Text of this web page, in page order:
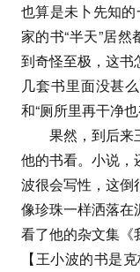
也算是未卜先知
家的书“半天”居
到奇怪至极，这书
几套书里面没甚
和“厕所里再干净
果然，到后来
他的书看。小说，
波很会写性，这倒
像珍珠一样洒落在
看了他的杂文集《
【王小波的书是